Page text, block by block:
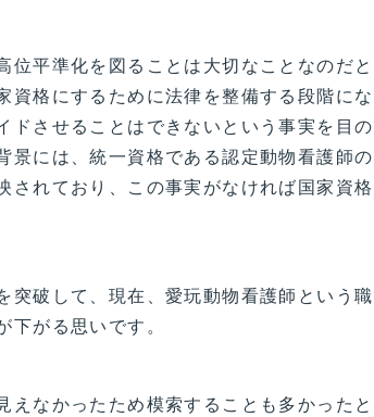
平準化を図ることは大切なことなのだと
格にするために法律を整備する段階にな
ドさせることはできないという事実を目の
景には、統一資格である認定動物看護師の
れており、この事実がなければ国家資格
突破して、現在、愛玩動物看護師という職
がる思いです。
えなかったため模索することも多かったと